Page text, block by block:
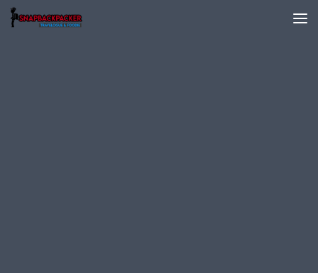
Skip to content